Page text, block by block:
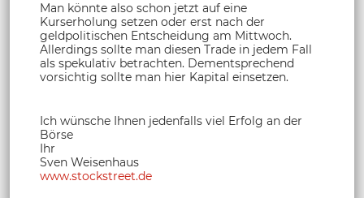
Man könnte also schon jetzt auf eine
Kurserholung setzen oder erst nach der
geldpolitischen Entscheidung am Mittwoch.
Allerdings sollte man diesen Trade in jedem Fall
als spekulativ betrachten. Dementsprechend
vorsichtig sollte man hier Kapital einsetzen.
Ich wünsche Ihnen jedenfalls viel Erfolg an der
Börse
Ihr
Sven Weisenhaus
www.stockstreet.de